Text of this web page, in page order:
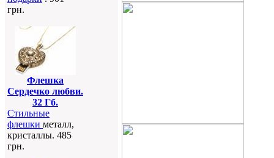
грн.
Флешка
Сердечко любви.
32 Гб.
Стильные
флешки металл,
кристаллы. 485
грн.